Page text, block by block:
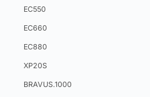
EC550
EC660
EC880
XP20S
BRAVUS.1000